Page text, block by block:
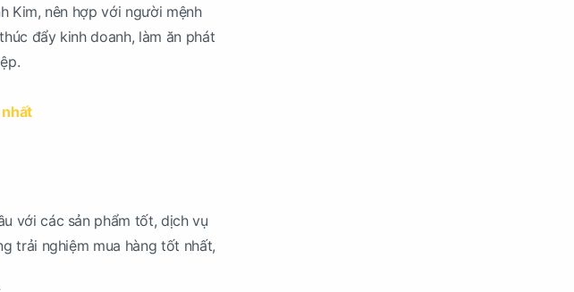
Kim, nên hợp với người mệnh
đẩy kinh doanh, làm ăn phát
với các sản phẩm tốt, dịch vụ
trải nghiệm mua hàng tốt nhất,